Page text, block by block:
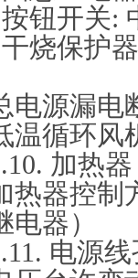
钮开关:
烧保护
电源漏电
温循环风
加热
热器控制
电器）
电源